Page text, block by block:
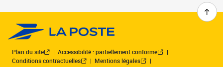
Plan du site
Accessibilité : partiellement conforme
Conditions contractuelles
Mentions légales